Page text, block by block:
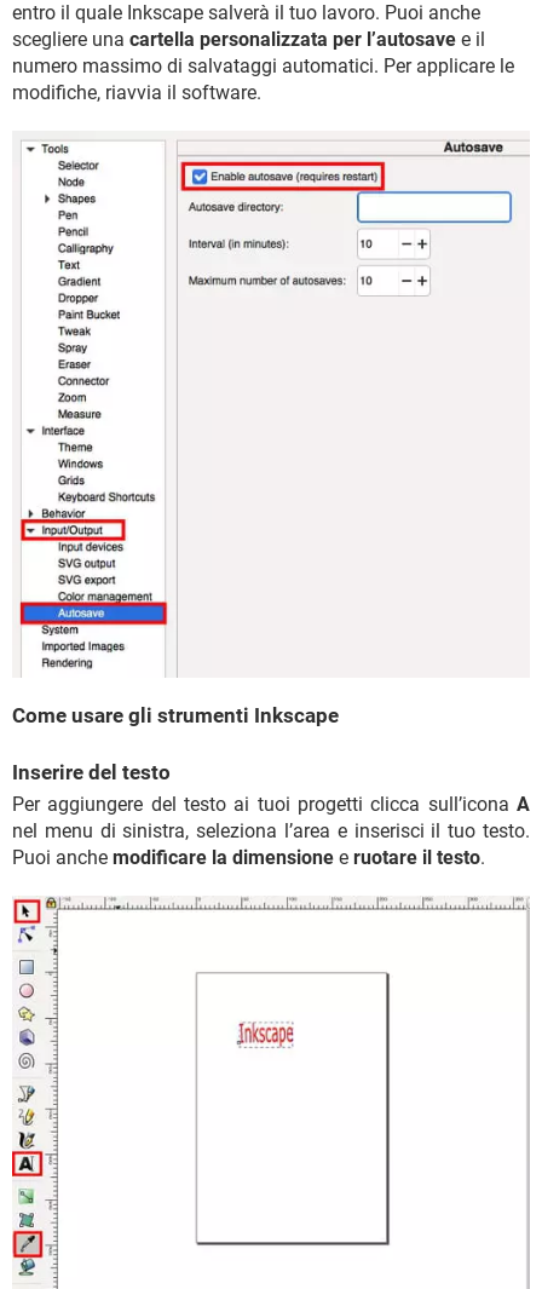
entro il quale Inkscape salverà il tuo lavoro. Puoi anche
scegliere una cartella personalizzata per l’autosave e il
numero massimo di salvataggi automatici. Per applicare le
modifiche, riavvia il software.
Come usare gli strumenti Inkscape
Inserire del testo
Per aggiungere del testo ai tuoi progetti clicca sull’icona A
nel menu di sinistra, seleziona l’area e inserisci il tuo testo.
Puoi anche modificare la dimensione e ruotare il testo.